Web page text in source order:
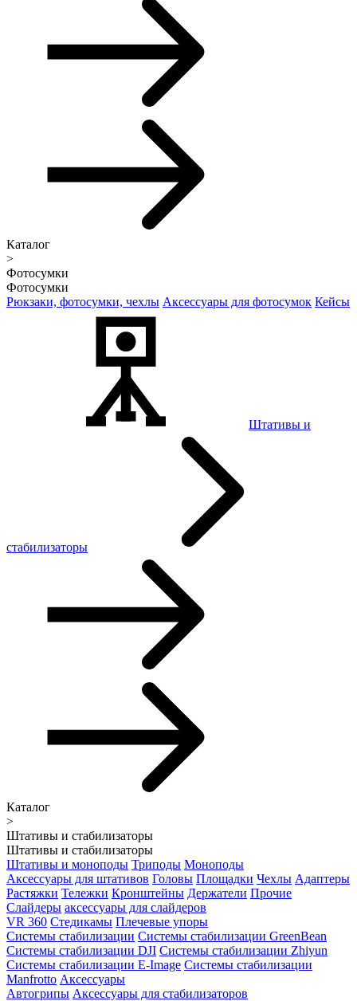
Каталог
>
Фотосумки
Фотосумки
Рюкзаки, фотосумки, чехлы Аксессуары для фотосумок Кейсы
Штативы и
стабилизаторы
Каталог
>
Штативы и стабилизаторы
Штативы и стабилизаторы
Штативы и моноподы Триподы Моноподы
Аксессуары для штативов Головы Площадки Чехлы Адаптеры
Растяжки Тележки Кронштейны Держатели Прочие
Слайдеры аксессуары для слайдеров
VR 360 Стедикамы Плечевые упоры
Системы стабилизации Системы стабилизации GreenBean
Системы стабилизации DJI Системы стабилизации Zhiyun
Системы стабилизации E-Image Системы стабилизации
Manfrotto Аксессуары
Автогрипы Аксессуары для стабилизаторов